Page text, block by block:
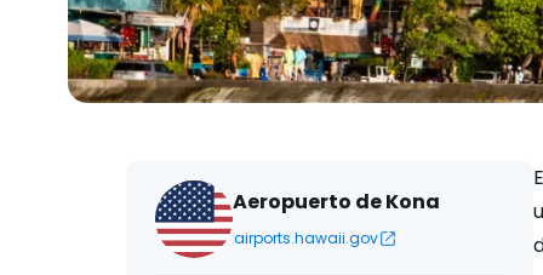
Aeropuerto de Kona
airports.hawaii.gov